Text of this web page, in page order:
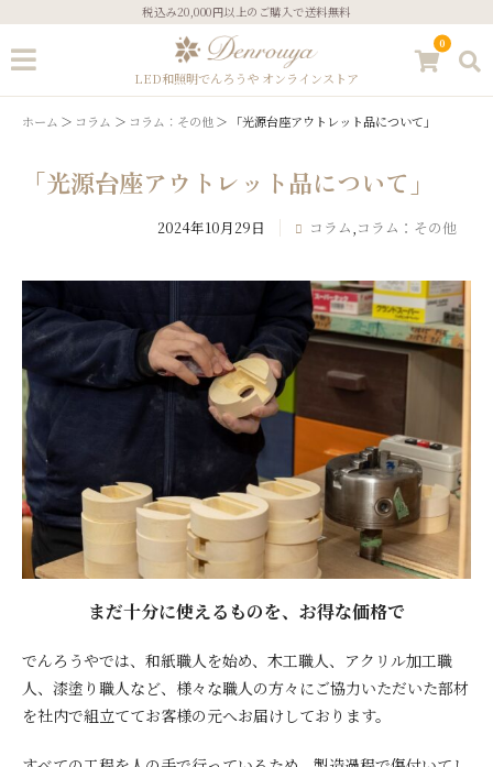
税込み20,000円以上のご購入で送料無料
LED和照明でんろうや オンラインストア
ゲスト
ストーリーズ こだわりについて
ギフトサービス あかりのコラム
お問い合わせ
商品カテゴリー
価格帯から探す
照明のタイプから探す
用途から探す
光源のご提供
0
ホーム コラム コラム：その他 「光源台座アウトレット品について」
「光源台座アウトレット品について」
2024年10月29日 コラム コラム：その他
まだ十分に使えるものを、お得な価格で
でんろうやでは、和紙職人を始め、木工職人、アクリル加工職
人、漆塗り職人など、様々な職人の方々にご協力いただいた部材
を社内で組立ててお客様の元へお届けしております。